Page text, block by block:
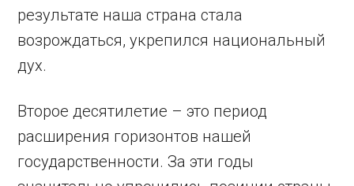
результате наша страна стала
возрождаться, укрепился нацио­нальный
дух.
Второе десятилетие – это период
расширения горизонтов нашей
государственности. За эти годы